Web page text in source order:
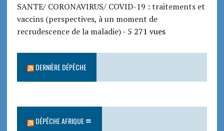
SANTE/ CORONAVIRUS/ COVID-19 : traitements et
vaccins (perspectives, à un moment de
recrudescence de la maladie)- 5 271 vues
DERNIÈRE DÉPÊCHE
DÉPÊCHE AFRIQUE